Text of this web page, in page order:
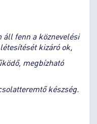
áll fenn a köznevelési
kizáró ok,
megbízható
készség.